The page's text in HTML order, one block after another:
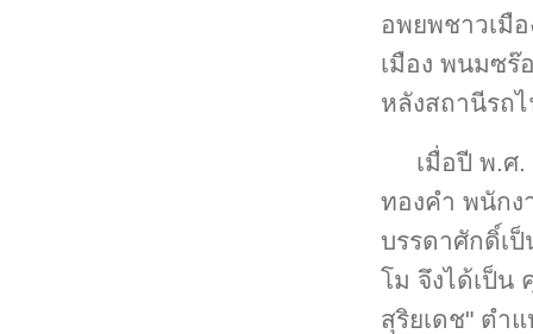
อพยพชาวเมื
เมือง พนมซร๊
หลังสถานีรถ
เมื่อปี พ.ศ
ทองคำ พนักง
บรรดาศักดิ์เ
โม จึงได้เป็น
สุริยเดช" ตำ